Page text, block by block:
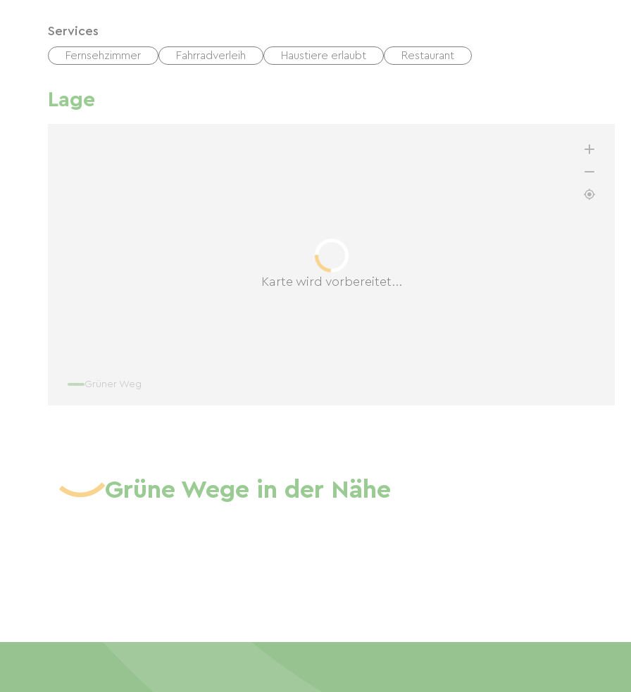
Services
Fernsehzimmer Fahrradverleih Haustiere erlaubt Restaurant
Lage
Karte wird vorbereitet...
Grüner Weg
Grüne Wege in der Nähe